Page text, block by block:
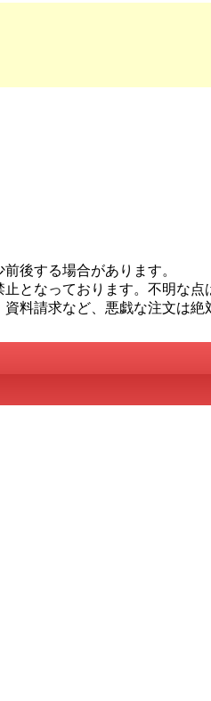
後する場合があります。
となっております。不明な点
料請求など、悪戯な注文は